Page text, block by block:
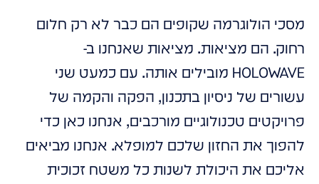
מסכי הולוגרמה שקופים הם כבר לא רק חלום
רחוק. הם מציאות. מציאות שאנחנו ב-
HOLOWAVE מובילים אותה. עם כמעט שני
עשורים של ניסיון בתכנון, הפקה והקמה של
פרויקטים טכנולוגיים מורכבים, אנחנו כאן כדי
להפוך את החזון שלכם למופלא. אנחנו מביאים
אליכם את היכולת לשנות כל משטח זכוכית